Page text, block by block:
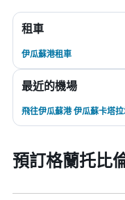
租車
伊瓜蘇港租車
最近的機場
飛往伊瓜蘇港 伊瓜蘇卡塔
預訂格蘭托比